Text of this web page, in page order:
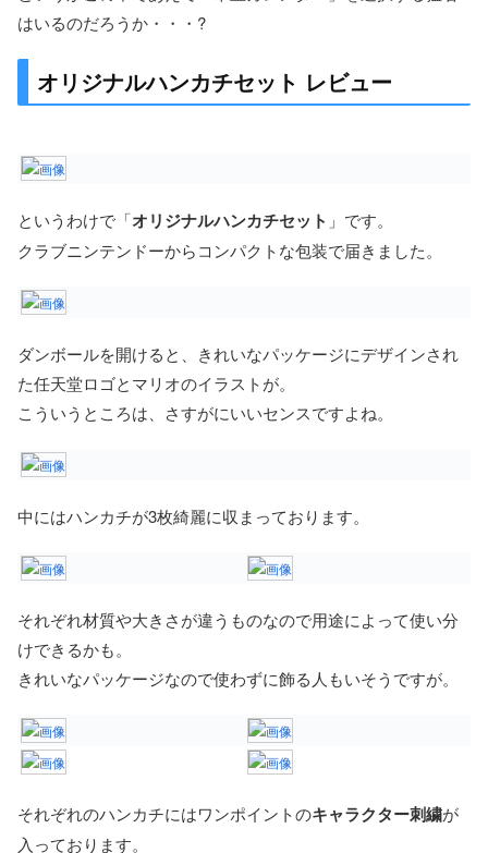
はいるのだろうか・・・?
オリジナルハンカチセット レビュー
というわけで「オリジナルハンカチセット 」です。
クラブニンテンドーからコンパクトな包装で届きました。
ダンボールを開けると、きれいなパッケージにデザインされ
た任天堂ロゴとマリオのイラストが。
こういうところは、さすがにいいセンスですよね。
中にはハンカチが3枚綺麗に収まっております。
それぞれ材質や大きさが違うものなので用途によって使い分
けできるかも。
きれいなパッケージなので使わずに飾る人もいそうですが。
それぞれのハンカチにはワンポイントのキャラクター刺繍が
入っております。